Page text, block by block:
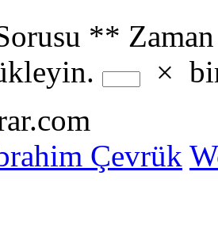
**
×
Çevrük